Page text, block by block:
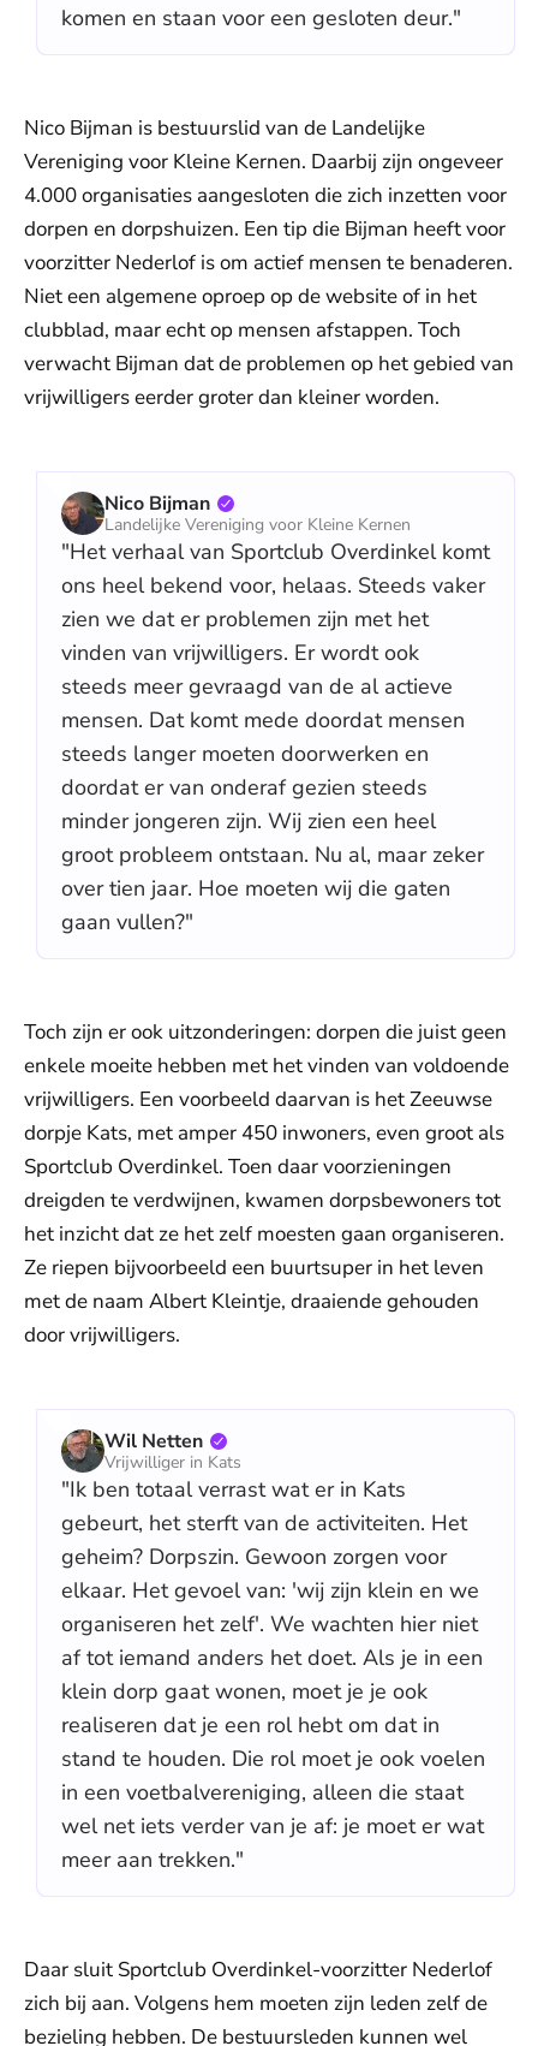
komen en staan voor een gesloten deur."
Nico Bijman is bestuurslid van de Landelijke
Vereniging voor Kleine Kernen. Daarbij zijn ongeveer
4.000 organisaties aangesloten die zich inzetten voor
dorpen en dorpshuizen. Een tip die Bijman heeft voor
voorzitter Nederlof is om actief mensen te benaderen.
Niet een algemene oproep op de website of in het
clubblad, maar echt op mensen afstappen. Toch
verwacht Bijman dat de problemen op het gebied van
vrijwilligers eerder groter dan kleiner worden.
Nico Bijman
Landelijke Vereniging voor Kleine Kernen
"Het verhaal van Sportclub Overdinkel komt
ons heel bekend voor, helaas. Steeds vaker
zien we dat er problemen zijn met het
vinden van vrijwilligers. Er wordt ook
steeds meer gevraagd van de al actieve
mensen. Dat komt mede doordat mensen
steeds langer moeten doorwerken en
doordat er van onderaf gezien steeds
minder jongeren zijn. Wij zien een heel
groot probleem ontstaan. Nu al, maar zeker
over tien jaar. Hoe moeten wij die gaten
gaan vullen?"
Toch zijn er ook uitzonderingen: dorpen die juist geen
enkele moeite hebben met het vinden van voldoende
vrijwilligers. Een voorbeeld daarvan is het Zeeuwse
dorpje Kats, met amper 450 inwoners, even groot als
Sportclub Overdinkel. Toen daar voorzieningen
dreigden te verdwijnen, kwamen dorpsbewoners tot
het inzicht dat ze het zelf moesten gaan organiseren.
Ze riepen bijvoorbeeld een buurtsuper in het leven
met de naam Albert Kleintje, draaiende gehouden
door vrijwilligers.
Wil Netten
Vrijwilliger in Kats
"Ik ben totaal verrast wat er in Kats
gebeurt, het sterft van de activiteiten. Het
geheim? Dorpszin. Gewoon zorgen voor
elkaar. Het gevoel van: 'wij zijn klein en we
organiseren het zelf'. We wachten hier niet
af tot iemand anders het doet. Als je in een
klein dorp gaat wonen, moet je je ook
realiseren dat je een rol hebt om dat in
stand te houden. Die rol moet je ook voelen
in een voetbalvereniging, alleen die staat
wel net iets verder van je af: je moet er wat
meer aan trekken."
Daar sluit Sportclub Overdinkel-voorzitter Nederlof
zich bij aan. Volgens hem moeten zijn leden zelf de
bezieling hebben. De bestuursleden kunnen wel